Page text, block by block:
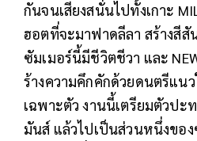
กันจนเสียงสนั่นไปทั้งเกาะ
ฮอตที่จะมาฟาดลีลา สร้างสีสั
ซัมเมอร์นี้มีชีวิตชีวา และ
ร้างความคึกคักด้วยดนตรีแน
เฉพาะตัว งานนี้เตรียมตัวปะ
มันส์ แล้วไปเป็นส่วนหนึ่งขอ